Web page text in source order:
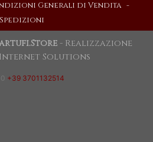
Generali di Vendita-
Spedizioni
- Realizzazione
Internet Solutions
+39 3701132514